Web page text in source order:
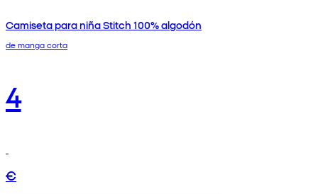
Camiseta para niña Stitch 100% algodón
de manga corta
4
€